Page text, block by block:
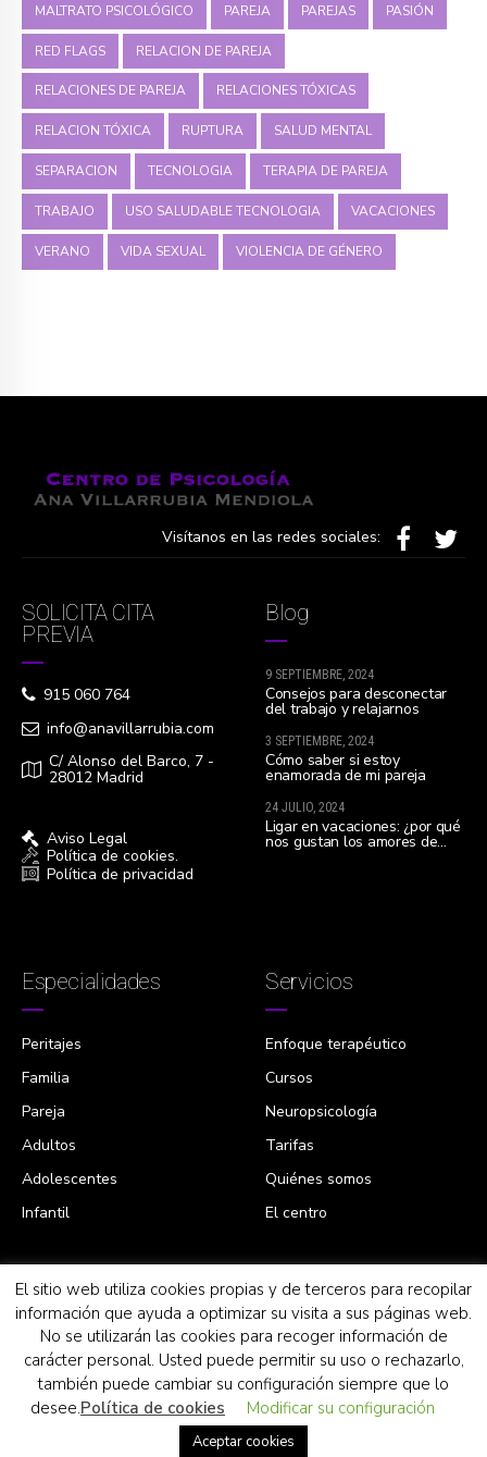
MALTRATO PSICOLÓGICO PAREJA PAREJAS PASIÓN
RED FLAGS RELACION DE PAREJA
RELACIONES DE PAREJA RELACIONES TÓXICAS
RELACION TÓXICA RUPTURA SALUD MENTAL
SEPARACION TECNOLOGIA TERAPIA DE PAREJA
TRABAJO USO SALUDABLE TECNOLOGIA VACACIONES
VERANO VIDA SEXUAL VIOLENCIA DE GÉNERO
Visítanos en las redes sociales:
SOLICITA CITA
PREVIA
915 060 764
info@anavillarrubia.com
C/ Alonso del Barco, 7 -
28012 Madrid
Aviso Legal
Política de cookies.
Política de privacidad
Blog
9 SEPTIEMBRE, 2024
Consejos para desconectar
del trabajo y relajarnos
3 SEPTIEMBRE, 2024
Cómo saber si estoy
enamorada de mi pareja
24 JULIO, 2024
Ligar en vacaciones: ¿por qué
nos gustan los amores de
Especialidades
Peritajes
Familia
Pareja
Adultos
Adolescentes
Infantil
Servicios
Enfoque terapéutico
Cursos
Neuropsicología
Tarifas
Quiénes somos
El centro
Centro inscrito en el Registro de Centros Sanitarios de
la Consejería de Sanidad de la Comunidad de
Madrid con el nº CS12296.
Atendemos en ESPAÑOL, INGLÉS y FRANCÉS
Diseño Web y SEO
El sitio web utiliza cookies propias y de terceros para recopilar
información que ayuda a optimizar su visita a sus páginas web.
No se utilizarán las cookies para recoger información de
carácter personal. Usted puede permitir su uso o rechazarlo,
también puede cambiar su configuración siempre que lo
desee.Política de cookies Modificar su configuración
Aceptar cookies
¡Contáctanos!